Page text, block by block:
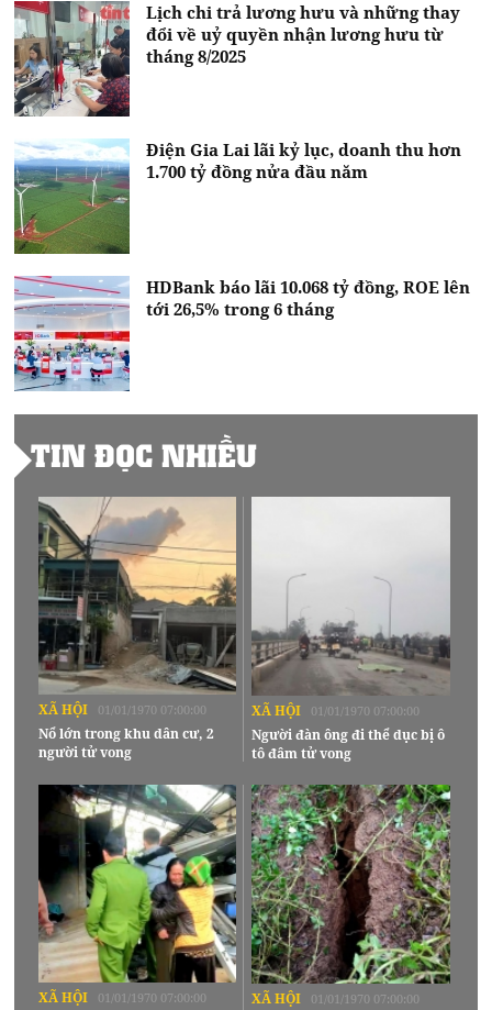
Lịch chi trả lương hưu và những thay
đổi về uỷ quyền nhận lương hưu từ
tháng 8/2025
Điện Gia Lai lãi kỷ lục, doanh thu hơn
1.700 tỷ đồng nửa đầu năm
HDBank báo lãi 10.068 tỷ đồng, ROE lên
tới 26,5% trong 6 tháng
TIN ĐỌC NHIỀU
XÃ HỘI 01/01/1970 07:00:00
Nổ lớn trong khu dân cư, 2
người tử vong
XÃ HỘI 01/01/1970 07:00:00
Người đàn ông đi thể dục bị ô
tô đâm tử vong
XÃ HỘI 01/01/1970 07:00:00 XÃ HỘI 01/01/1970 07:00:00